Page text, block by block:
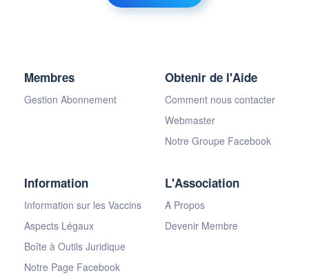
Membres
Gestion Abonnement
Obtenir de l'Aide
Comment nous contacter
Webmaster
Notre Groupe Facebook
Information
Information sur les Vaccins
Aspects Légaux
Boîte à Outils Juridique
Notre Page Facebook
L'Association
A Propos
Devenir Membre